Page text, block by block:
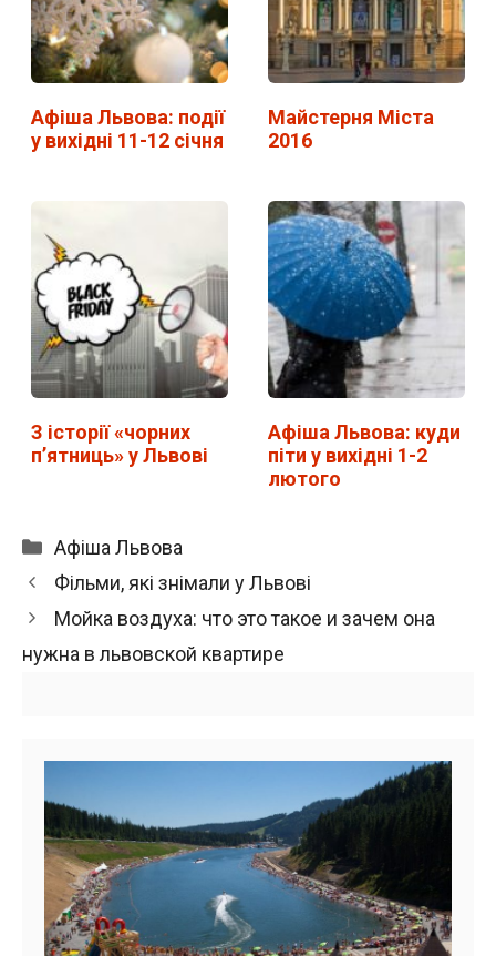
Афіша Львова: події
у вихідні 11-12 січня
Майстерня Міста
2016
З історії «чорних
п’ятниць» у Львові
Афіша Львова: куди
піти у вихідні 1-2
лютого
Категорії
Афіша Львова
Фільми, які знімали у Львові
Мойка воздуха: что это такое и зачем она
нужна в львовской квартире